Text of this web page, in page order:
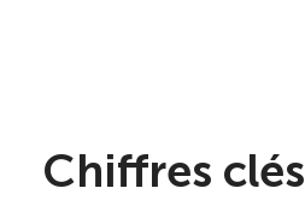
Chiffres clés